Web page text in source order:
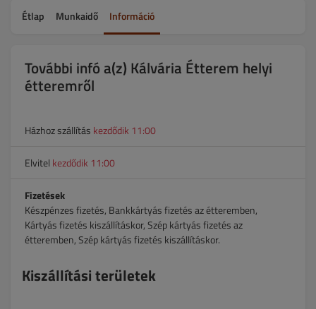
Étlap Munkaidő Információ
További infó a(z) Kálvária Étterem helyi
étteremről
Házhoz szállítás kezdődik 11:00
Elvitel kezdődik 11:00
Fizetések
Készpénzes fizetés, Bankkártyás fizetés az étteremben,
Kártyás fizetés kiszállításkor, Szép kártyás fizetés az
étteremben, Szép kártyás fizetés kiszállításkor.
Kiszállítási területek